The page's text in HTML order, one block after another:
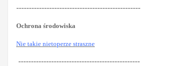
-------------------------------------------------
Ochrona środowiska
Nie takie nietoperze straszne
------------------------------------------------